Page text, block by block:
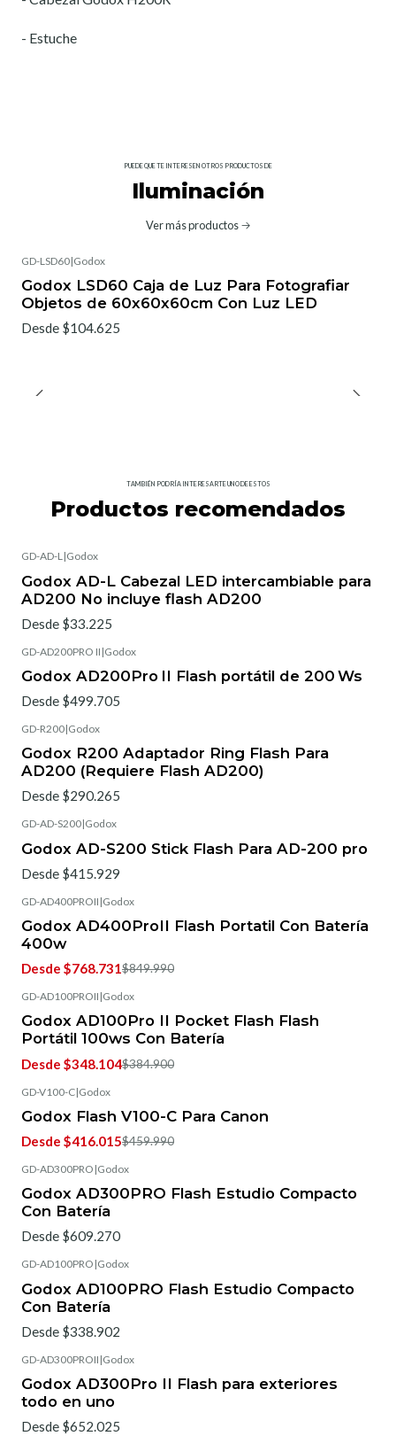
- Estuche
PUEDE QUE TE INTERESEN OTROS PRODUCTOS DE
Iluminación
Ver más productos
GD-LSD60|Godox
Godox LSD60 Caja de Luz Para Fotografiar
Objetos de 60x60x60cm Con Luz LED
Desde $104.625
TAMBIÉN PODRÍA INTERESARTE UNO DE ESTOS
Productos recomendados
GD-AD-L|Godox
Godox AD-L Cabezal LED intercambiable para
AD200 No incluye flash AD200
Desde $33.225
GD-AD200PRO II |Godox
Godox AD200Pro II Flash portátil de 200 Ws
Desde $499.705
GD-R200|Godox
Godox R200 Adaptador Ring Flash Para
AD200 (Requiere Flash AD200)
Desde $290.265
GD-AD-S200|Godox
Godox AD-S200 Stick Flash Para AD-200 pro
Desde $415.929
GD-AD400PROII |Godox
Godox AD400ProII Flash Portatil Con Batería
400w
Desde $768.731$849.990
GD-AD100PROII |Godox
Godox AD100Pro II Pocket Flash Flash
Portátil 100ws Con Batería
Desde $348.104$384.900
GD-V100-C|Godox
Godox Flash V100-C Para Canon
Desde $416.015$459.990
GD-AD300PRO |Godox
Godox AD300PRO Flash Estudio Compacto
Con Batería
Desde $609.270
GD-AD100PRO |Godox
Godox AD100PRO Flash Estudio Compacto
Con Batería
Desde $338.902
GD-AD300PROII |Godox
Godox AD300Pro II Flash para exteriores
todo en uno
Desde $652.025